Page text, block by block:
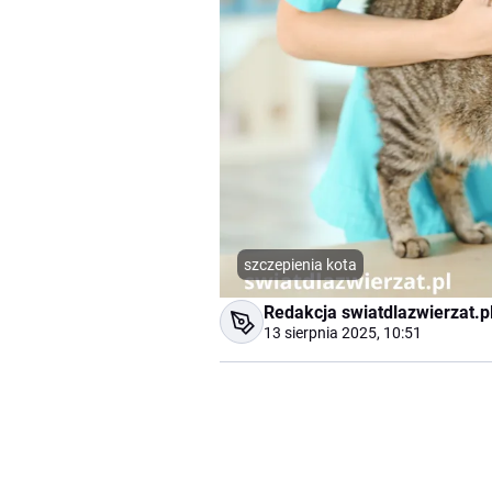
szczepienia kota
Redakcja
13 sierpnia 2025, 10:51